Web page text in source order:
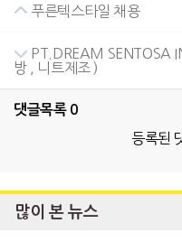
푸른텍스타일 채용
PT.DREAM SENTOSA
방 , 니트제조 )
댓글목록 0
등록된
많이 본 뉴스